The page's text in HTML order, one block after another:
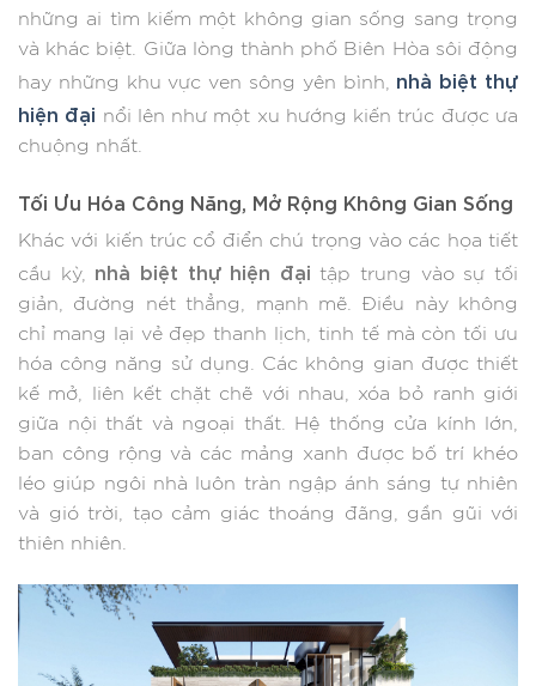
những ai tìm kiếm một không gian sống sang trọng
và khác biệt. Giữa lòng thành phố Biên Hòa sôi động
hay những khu vực ven sông yên bình, nhà biệt thự
hiện đại nổi lên như một xu hướng kiến trúc được ưa
chuộng nhất.
Tối Ưu Hóa Công Năng, Mở Rộng Không Gian Sống
Khác với kiến trúc cổ điển chú trọng vào các họa tiết
cầu kỳ, nhà biệt thự hiện đại tập trung vào sự tối
giản, đường nét thẳng, mạnh mẽ. Điều này không
chỉ mang lại vẻ đẹp thanh lịch, tinh tế mà còn tối ưu
hóa công năng sử dụng. Các không gian được thiết
kế mở, liên kết chặt chẽ với nhau, xóa bỏ ranh giới
giữa nội thất và ngoại thất. Hệ thống cửa kính lớn,
ban công rộng và các mảng xanh được bố trí khéo
léo giúp ngôi nhà luôn tràn ngập ánh sáng tự nhiên
và gió trời, tạo cảm giác thoáng đãng, gần gũi với
thiên nhiên.